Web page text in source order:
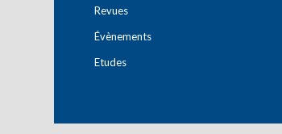
Revues
Évènements
Etudes